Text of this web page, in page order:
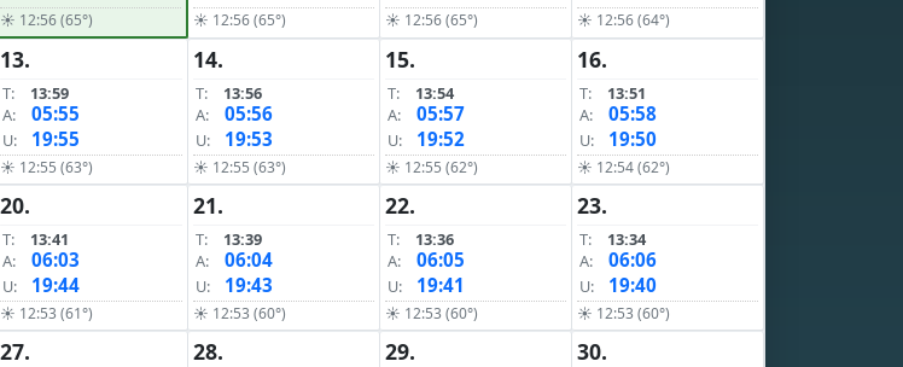
☀ 12:56 (65°) ☀ 12:56 (65°) ☀ 12:56 (65°) ☀ 12:56 (64°)
13.
T:
13:59
A:
05:55
U: 19:55
☀ 12:55 (63°)
14.
T:
13:56
A:
05:56
U: 19:53
☀ 12:55 (63°)
15.
T:
13:54
A:
05:57
U: 19:52
☀ 12:55 (62°)
16.
T:
13:51
A:
05:58
U: 19:50
☀ 12:54 (62°)
20.
T:
13:41
A:
06:03
U: 19:44
☀ 12:53 (61°)
21.
T:
13:39
A:
06:04
U: 19:43
☀ 12:53 (60°)
22.
T:
13:36
A:
06:05
U: 19:41
☀ 12:53 (60°)
23.
T:
13:34
A:
06:06
U: 19:40
☀ 12:53 (60°)
27. 28. 29. 30.